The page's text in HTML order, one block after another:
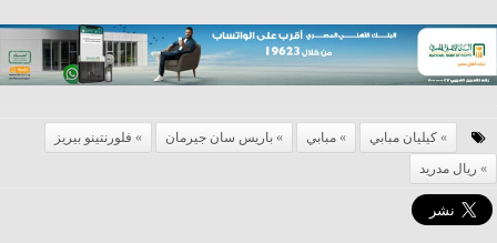
كيليان مبابي مبابي باريس سان جيرمان
فلورنتينو بيريز
ريال مدريد